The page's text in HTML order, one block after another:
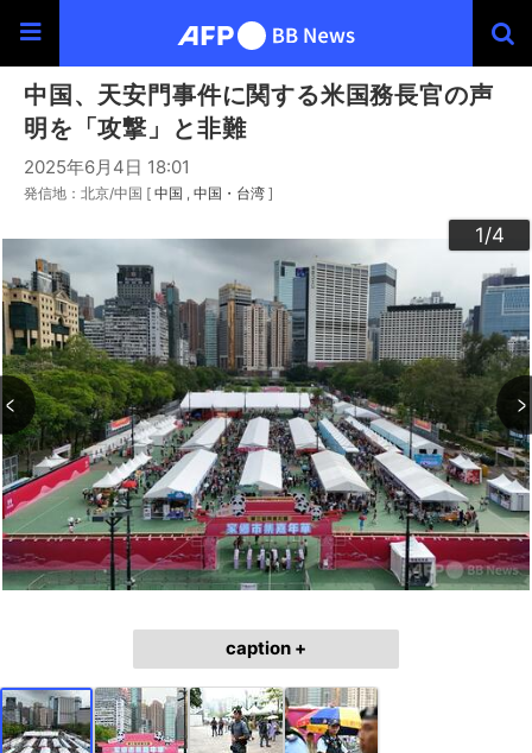
中国、天安門事件に関する米国務長官の声
明を「攻撃」と非難
2025年6月4日 18:01
発信地：北京/中国 [ 中国 中国・台湾 ]
1/4
2/4
3/4
4/4
caption +